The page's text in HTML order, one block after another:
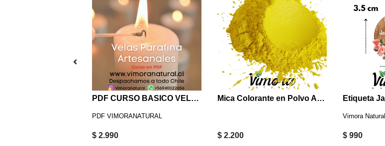
PDF CURSO BASICO VELAS PARAFINA
PDF VIMORANATURAL
$ 2.990
Mica Colorante en Polvo Amarillo 5 grs
$ 2.200
Vimora Natural
$ 990